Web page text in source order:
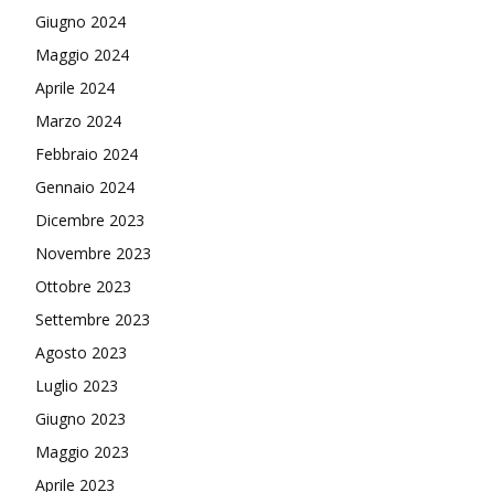
Giugno 2024
Maggio 2024
Aprile 2024
Marzo 2024
Febbraio 2024
Gennaio 2024
Dicembre 2023
Novembre 2023
Ottobre 2023
Settembre 2023
Agosto 2023
Luglio 2023
Giugno 2023
Maggio 2023
Aprile 2023